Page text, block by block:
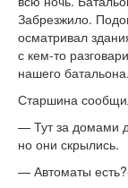
Забрезжило.
осматривал
с кем-то
нашего
Старшина
— Тут за домами
но они скрылись.
— Автоматы